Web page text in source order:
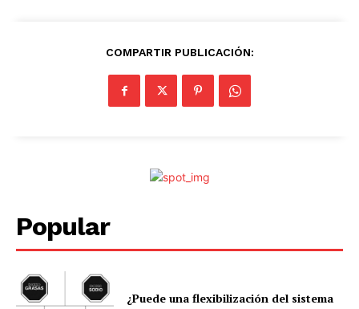
COMPARTIR PUBLICACIÓN:
Popular
¿Puede una flexibilización del sistema